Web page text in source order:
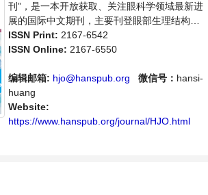
刊”，是一本开放获取、关注眼科学领域最新进
展的国际中文期刊，主要刊登眼部生理结构分
析、眼部疾病的检查、病理与治疗等相关内容
的学术论文。本刊支持思想创新、学术创新，
体，旨在给世界范围内的科学家、学者、科研
人员提供一个传播、分享和讨论眼科学领域内
不同方向问题与发展的交流平台。
ISSN Print: 2167-6542
ISSN Online: 2167-6550
编辑邮箱: hjo@hanspub.org 微信号： hansi-
huang
Website:
https://www.hanspub.org/journal/HJO.html